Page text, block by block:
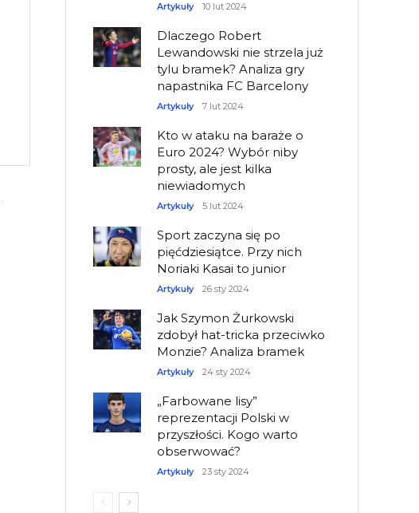
Artykuły 10 lut 2024
Dlaczego Robert
Lewandowski nie strzela już
tylu bramek? Analiza gry
napastnika FC Barcelony
Artykuły 7 lut 2024
Kto w ataku na baraże o
Euro 2024? Wybór niby
prosty, ale jest kilka
niewiadomych
Artykuły 5 lut 2024
Sport zaczyna się po
pięćdziesiątce. Przy nich
Noriaki Kasai to junior
Artykuły 26 sty 2024
Jak Szymon Żurkowski
zdobył hat-tricka przeciwko
Monzie? Analiza bramek
Artykuły 24 sty 2024
„Farbowane lisy”
reprezentacji Polski w
przyszłości. Kogo warto
obserwować?
Artykuły 23 sty 2024